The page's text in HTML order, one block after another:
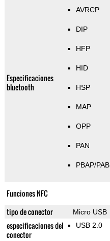
Especificaciones
bluetooth
AVRCP
DIP
HFP
HID
HSP
MAP
OPP
PAN
PBAP/PAB
Funciones NFC
tipo de conector Micro USB
especificaciones del
conector
USB 2.0